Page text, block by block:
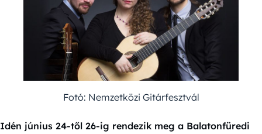
Fotó: Nemzetközi Gitárfesztvál
Idén június 24-től 26-ig rendezik meg a Balatonfüredi